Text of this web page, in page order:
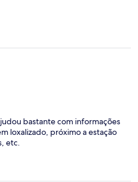
bastante com informações
loxalizado, próximo a estação
etc.